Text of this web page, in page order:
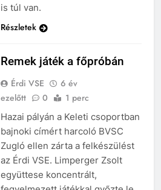
is túl van.
Részletek
Remek játék a főpróbán
Érdi VSE
6 év
ezelőtt
0 1 perc
Hazai pályán a Keleti csoportban
bajnoki címért harcoló BVSC
Zugló ellen zárta a felkészülést
az Érdi VSE. Limperger Zsolt
együttese koncentrált,